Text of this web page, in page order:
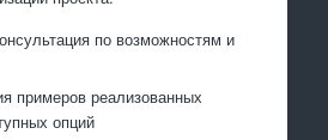
по возможностям и
примеров реализованных
опций